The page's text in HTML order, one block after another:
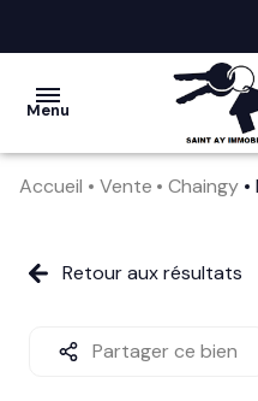
Menu
vendre
société
Accueil Vente Chaingy
Retour aux résultats
Partager ce bien